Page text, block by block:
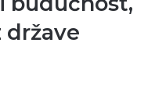
države